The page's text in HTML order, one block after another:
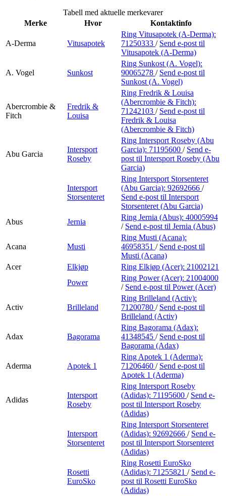
Praktisk informasjon
Ledige stillinger
Finn frem
Tabell med aktuelle merkevarer
Merke
Hvor Kontaktinfo
A-Derma Vitusapotek
Ring Vitusapotek (A-Derma):
71250333 / Send e-post til
Vitusapotek (A-Derma)
A. Vogel Sunkost
Ring Sunkost (A. Vogel):
90065278 / Send e-post til
Sunkost (A. Vogel)
Abercrombie &
Fitch
Fredrik &
Louisa
Ring Fredrik & Louisa
(Abercrombie & Fitch):
71242103 / Send e-post til
Fredrik & Louisa
(Abercrombie & Fitch)
Abu Garcia
Intersport
Roseby
Ring Intersport Roseby (Abu
Garcia): 71195600 / Send e-
post til Intersport Roseby (Abu
Garcia)
Intersport
Storsenteret
Ring Intersport Storsenteret
(Abu Garcia): 92692666 /
Send e-post til Intersport
Storsenteret (Abu Garcia)
Abus
Jernia
Ring Jernia (Abus): 40005994
/ Send e-post til Jernia (Abus)
Acana Musti
Ring Musti (Acana):
46958351 / Send e-post til
Musti (Acana)
Acer
Elkjøp Ring Elkjøp (Acer): 21002121
Power
Ring Power (Acer): 21004000
/ Send e-post til Power (Acer)
Activ Brilleland
Ring Brilleland (Activ):
71200780 / Send e-post til
Brilleland (Activ)
Adax Bagorama
Ring Bagorama (Adax):
41348545 / Send e-post til
Bagorama (Adax)
Aderma Apotek 1
Ring Apotek 1 (Aderma):
71206460 / Send e-post til
Apotek 1 (Aderma)
Adidas
Intersport
Roseby
Ring Intersport Roseby
(Adidas): 71195600 / Send e-
post til Intersport Roseby
(Adidas)
Intersport
Storsenteret
Ring Intersport Storsenteret
(Adidas): 92692666 / Send e-
post til Intersport Storsenteret
(Adidas)
Rosetti
EuroSko
Ring Rosetti EuroSko
(Adidas): 71255821 / Send e-
post til Rosetti EuroSko
(Adidas)